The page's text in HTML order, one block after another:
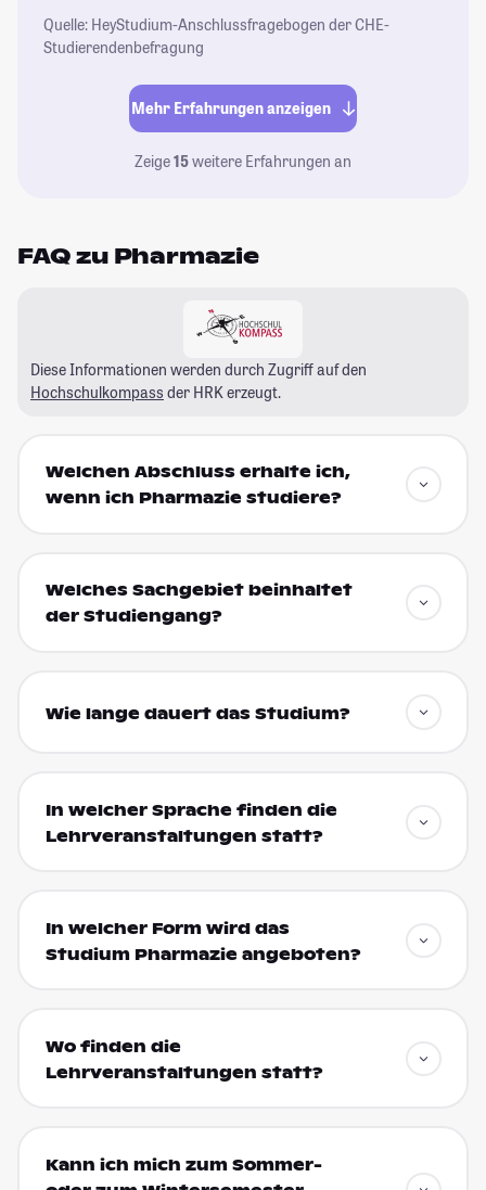
Quelle: HeyStudium-Anschlussfragebogen der CHE-
Studierendenbefragung
Mehr Erfahrungen anzeigen
Zeige15weitere Erfahrungen an
FAQ zu Pharmazie
Diese Informationen werden durch Zugriff auf den
Hochschulkompass der HRK erzeugt.
Welchen Abschluss erhalte ich,
wenn ich Pharmazie studiere?
Welches Sachgebiet beinhaltet
der Studiengang?
Wie lange dauert das Studium?
In welcher Sprache finden die
Lehrveranstaltungen statt?
In welcher Form wird das
Studium Pharmazie angeboten?
Wo finden die
Lehrveranstaltungen statt?
Kann ich mich zum Sommer-